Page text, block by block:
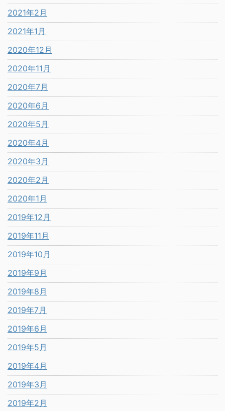
2021年2月
2021年1月
2020年12月
2020年11月
2020年7月
2020年6月
2020年5月
2020年4月
2020年3月
2020年2月
2020年1月
2019年12月
2019年11月
2019年10月
2019年9月
2019年8月
2019年7月
2019年6月
2019年5月
2019年4月
2019年3月
2019年2月